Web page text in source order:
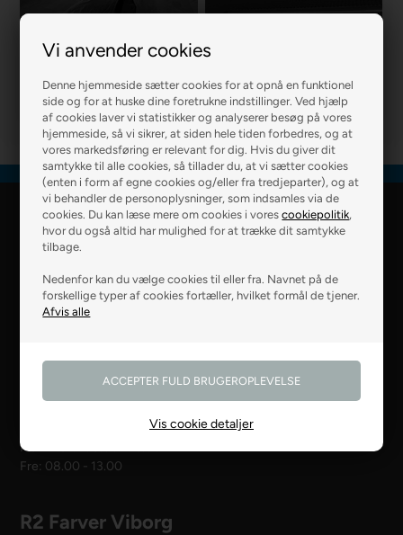
Vi anvender cookies
Denne hjemmeside sætter cookies for at opnå en funktionel
side og for at huske dine foretrukne indstillinger. Ved hjælp
af cookies laver vi statistikker og analyserer besøg på vores
hjemmeside, så vi sikrer, at siden hele tiden forbedres, og at
vores markedsføring er relevant for dig. Hvis du giver dit
samtykke til alle cookies, så tillader du, at vi sætter cookies
(enten i form af egne cookies og/eller fra tredjeparter), og at
vi behandler de personoplysninger, som indsamles via de
cookies. Du kan læse mere om cookies i vorescookiepolitik,
hvor du også altid har mulighed for at trække dit samtykke
tilbage.
Nedenfor kan du vælge cookies til eller fra. Navnet på de
forskellige typer af cookies fortæller, hvilket formål de tjener.
Vis cookie detaljer
R2 MURER
R2 Farver Webshop
8800 Viborg
28 99 50 14
webshop@r2.dk
Man - tors: 08.00 - 16.00
Fre: 08.00 - 13.00
R2 Farver Viborg